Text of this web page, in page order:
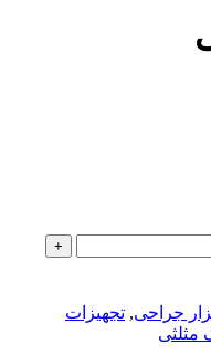
جراحی, تجهیزات
مثلثی